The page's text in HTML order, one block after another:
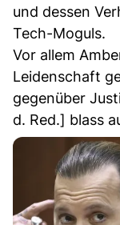
und dessen
Tech-Moguls.
Vor allem
Leidenschaft
gegenüber
d. Red.] blass